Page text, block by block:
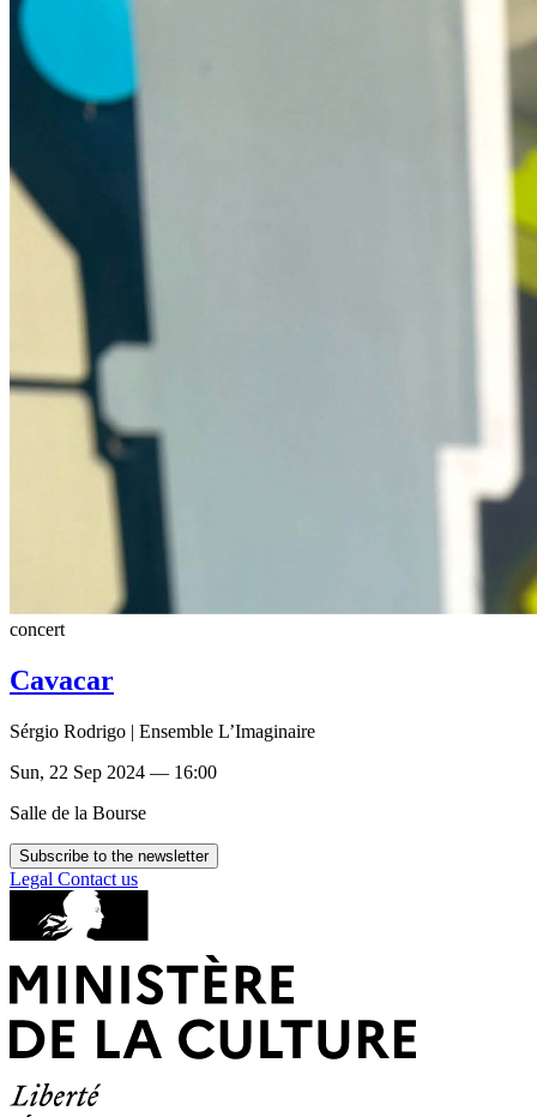
concert
Cavacar
Sérgio Rodrigo | Ensemble L’Imaginaire
Sun, 22 Sep 2024 — 16:00
Salle de la Bourse
Subscribe to the newsletter
Legal Contact us